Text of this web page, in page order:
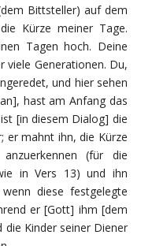
Bittsteller) auf dem
Kürze meiner Tage.
Tagen hoch. Deine
viele Generationen. Du,
und hier sehen
hast am Anfang das
[in diesem Dialog] die
er mahnt ihn, die Kürze
(für die
in Vers 13) und ihn
diese festgelegte
er [Gott] ihm [dem
Kinder seiner Diener